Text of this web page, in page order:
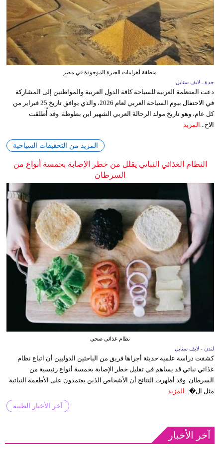
منطقة أهرامات الجيزة الموجودة في مصر
جدة ـ لايف ستايل
دعت المنظمة العربية للسياحة كافة الدول العربية والمواطنين إلى المشاركة
في الاحتفال بيوم السياحة العربي لعام 2026، والذي يوافق تاريخ 25 فبراير من
كل عام، وهو تاريخ مولد الرحالة العربي الشهير ابن بطوطة. وقد أُطلقت
الاح... المزيد
المزيد من التحقيقات السياحية
النظام الغذائي النباتي يقلل من خطر الإصابة بخمسة أنواع من
السرطان
نظام غذائي صحي
لندن - لايف ستايل
كشفت دراسة علمية حديثة أجراها فريق من الباحثين الدوليين أن اتباع نظام
غذائي نباتي قد يساهم في تقليل خطر الإصابة بخمسة أنواع رئيسية من
السرطان. وقد أظهرت النتائج أن الأشخاص الذين يعتمدون على الأطعمة النباتية
مثل ال�...
المزيد
آخر الأخبار الطبية
آخر الأخبار